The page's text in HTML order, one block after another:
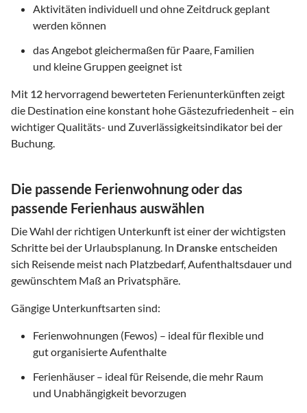
Aktivitäten individuell und ohne Zeitdruck geplant
werden können
das Angebot gleichermaßen für Paare, Familien
und kleine Gruppen geeignet ist
Mit 12 hervorragend bewerteten Ferienunterkünften zeigt
die Destination eine konstant hohe Gästezufriedenheit – ein
wichtiger Qualitäts- und Zuverlässigkeitsindikator bei der
Buchung.
Die passende Ferienwohnung oder das
passende Ferienhaus auswählen
Die Wahl der richtigen Unterkunft ist einer der wichtigsten
Schritte bei der Urlaubsplanung. In Dranske entscheiden
sich Reisende meist nach Platzbedarf, Aufenthaltsdauer und
gewünschtem Maß an Privatsphäre.
Gängige Unterkunftsarten sind:
Ferienwohnungen (Fewos) – ideal für flexible und
gut organisierte Aufenthalte
Ferienhäuser – ideal für Reisende, die mehr Raum
und Unabhängigkeit bevorzugen